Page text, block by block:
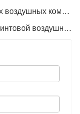
предыдущее : Поставщики винтовых воздушных компрессоров
Следующий проект : Ротационный винтовой воздушный компрессор для продажи